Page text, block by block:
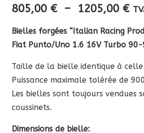
805,00 € – 1205,00 €
à
Bielles forgées “Italian Racing
Fiat Punto/Uno 1.6 16V Turbo 90-
Taille de la bielle identique à celle
Puissance maximale tolérée de
Les bielles sont toujours vendues
coussinets.
Dimensions de bielle: